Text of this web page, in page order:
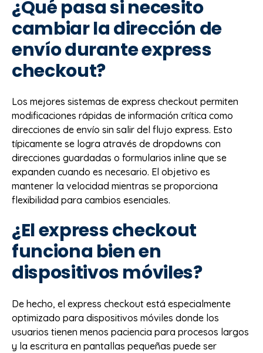
¿Qué pasa si necesito
cambiar la dirección de
envío durante express
checkout?
Los mejores sistemas de express checkout permiten
modificaciones rápidas de información crítica como
direcciones de envío sin salir del flujo express. Esto
típicamente se logra através de dropdowns con
direcciones guardadas o formularios inline que se
expanden cuando es necesario. El objetivo es
mantener la velocidad mientras se proporciona
flexibilidad para cambios esenciales.
¿El express checkout
funciona bien en
dispositivos móviles?
De hecho, el express checkout está especialmente
optimizado para dispositivos móviles donde los
usuarios tienen menos paciencia para procesos largos
y la escritura en pantallas pequeñas puede ser